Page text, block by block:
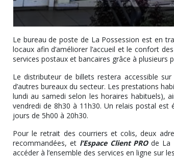
Le bureau de poste de La Possession est en
locaux afin d’améliorer l’accueil et le confort
services postaux et bancaires grâce à plusieurs
Le distributeur de billets restera accessible
d’autres bureaux du secteur. Les prestations
lundi au samedi selon les horaires habituels),
vendredi de 8h30 à 11h30. Un relais postal est
jours de 5h00 à 20h30.
Pour le retrait des courriers et colis, deux
recommandées, et l’Espace Client PROde La
accéder à l’ensemble des services en ligne sur